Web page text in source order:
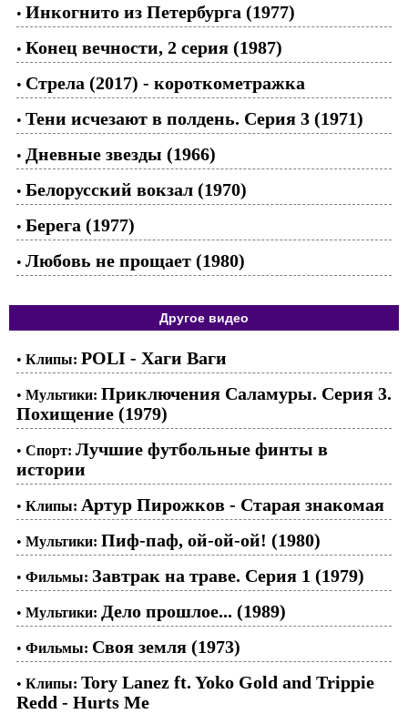
• Инкогнито из Петербурга (1977)
• Конец вечности, 2 серия (1987)
• Стрела (2017) - короткометражка
• Тени исчезают в полдень. Серия 3 (1971)
• Дневные звезды (1966)
• Белорусский вокзал (1970)
• Берега (1977)
• Любовь не прощает (1980)
Другое видео
• Клипы: POLI - Хаги Ваги
• Мультики: Приключения Саламуры. Серия 3.
Похищение (1979)
• Спорт: Лучшие футбольные финты в
истории
• Клипы: Артур Пирожков - Старая знакомая
• Мультики: Пиф-паф, ой-ой-ой! (1980)
• Фильмы: Завтрак на траве. Серия 1 (1979)
• Мультики: Дело прошлое... (1989)
• Фильмы: Своя земля (1973)
• Клипы: Tory Lanez ft. Yoko Gold and Trippie
Redd - Hurts Me